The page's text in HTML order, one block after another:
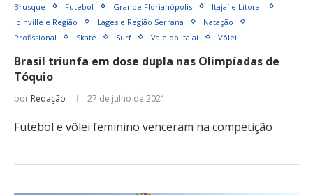
Brusque Futebol Grande Florianópolis
Itajaí e Litoral
Joinville e Região
Lages e Região Serrana
Natação
Profissional
Skate Surf Vale do Itajaí Vôlei
Brasil triunfa em dose dupla nas Olimpíadas de
Tóquio
por Redação 27 de julho de 2021
Futebol e vôlei feminino venceram na competição